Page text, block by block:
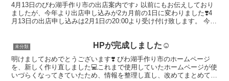
4月13日のびわ湖手作り市の出店案内です♪ 以前にもお伝えしており
ましたが、今年より出店申し込みが2カ月前の1日に変わりました❣️4
月13日の出店申し込みは2月1日の20:00より受け付け致します。 今回
未分類 HPが完成しました☺️
明けましておめでとうございます❣️ びわ湖手作り市のホームページ
を、新しく作り直しました💻これまで使用していたホームページが使
いづらくなってきていたため、情報を整理し直し、改めてまとめてい